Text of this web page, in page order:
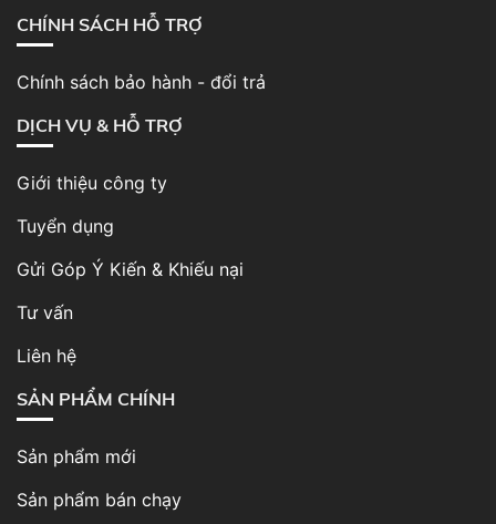
CHÍNH SÁCH HỖ TRỢ
Chính sách bảo hành - đổi trả
DỊCH VỤ & HỖ TRỢ
Giới thiệu công ty
Tuyển dụng
Gửi Góp Ý Kiến & Khiếu nại
Tư vấn
Liên hệ
SẢN PHẨM CHÍNH
Sản phẩm mới
Sản phẩm bán chạy